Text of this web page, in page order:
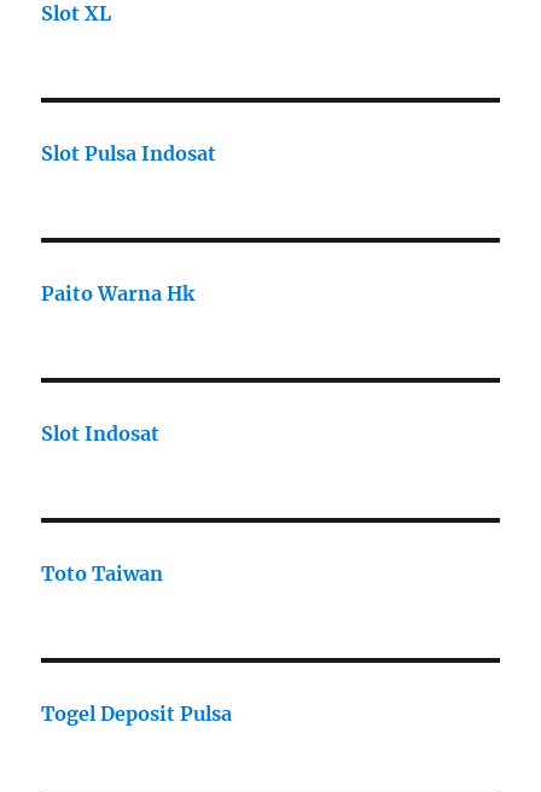
Slot XL
Slot Pulsa Indosat
Paito Warna Hk
Slot Indosat
Toto Taiwan
Togel Deposit Pulsa